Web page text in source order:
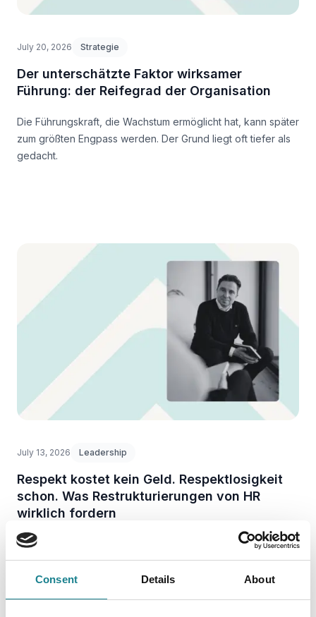
Consent Details About
July 20, 2026 Strategie
Der unterschätzte Faktor wirksamer
Führung: der Reifegrad der Organisation
Die Führungskraft, die Wachstum ermöglicht hat, kann später
zum größten Engpass werden. Der Grund liegt oft tiefer als
gedacht.
July 13, 2026 Leadership
Respekt kostet kein Geld. Respektlosigkeit
schon. Was Restrukturierungen von HR
wirklich fordern
Eine Kündigungswelle betrifft nie nur die Gehenden. Wer die
Bleibenden übersieht, riskiert eine zweite, teurere
Abwanderungswelle.